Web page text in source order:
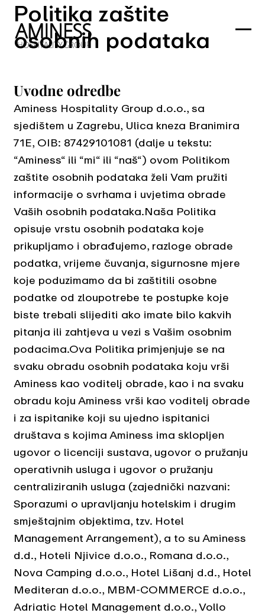
Politika zaštite
osobnih podataka
Uvodne odredbe
Aminess Hospitality Group d.o.o., sa
sjedištem u Zagrebu, Ulica kneza Branimira
71E, OIB: 87429101081 (dalje u tekstu:
“Aminess“ ili “mi“ ili “naš“) ovom Politikom
zaštite osobnih podataka želi Vam pružiti
informacije o svrhama i uvjetima obrade
Vaših osobnih podataka.Naša Politika
opisuje vrstu osobnih podataka koje
prikupljamo i obrađujemo, razloge obrade
podatka, vrijeme čuvanja, sigurnosne mjere
koje poduzimamo da bi zaštitili osobne
podatke od zloupotrebe te postupke koje
biste trebali slijediti ako imate bilo kakvih
pitanja ili zahtjeva u vezi s Vašim osobnim
podacima.Ova Politika primjenjuje se na
svaku obradu osobnih podataka koju vrši
Aminess kao voditelj obrade, kao i na svaku
obradu koju Aminess vrši kao voditelj obrade
i za ispitanike koji su ujedno ispitanici
društava s kojima Aminess ima sklopljen
ugovor o licenciji sustava, ugovor o pružanju
operativnih usluga i ugovor o pružanju
centraliziranih usluga (zajednički nazvani:
Sporazumi o upravljanju hotelskim i drugim
smještajnim objektima, tzv. Hotel
Management Arrangement), a to su Aminess
d.d., Hoteli Njivice d.o.o., Romana d.o.o.,
Nova Camping d.o.o., Hotel Lišanj d.d., Hotel
Mediteran d.o.o., MBM-COMMERCE d.o.o.,
Adriatic Hotel Management d.o.o.,Vollo